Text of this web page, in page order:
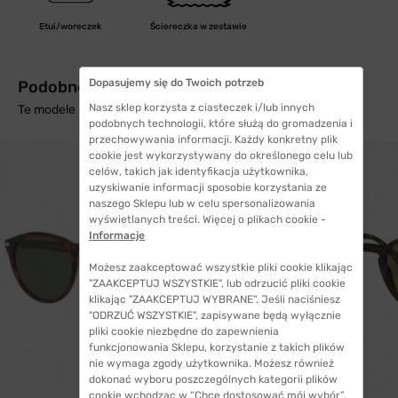
Etui/woreczek Ściereczka w zestawie
Podobne produkty z wysyłką w 24h
Te modele mogą Cię zainteresować
WYSYŁKA 24H
Dopasujemy się do Twoich potrzeb
Nasz sklep korzysta z ciasteczek i/lub innych
podobnych technologii, które służą do gromadzenia i
przechowywania informacji. Każdy konkretny plik
cookie jest wykorzystywany do określonego celu lub
celów, takich jak identyfikacja użytkownika,
uzyskiwanie informacji sposobie korzystania ze
naszego Sklepu lub w celu spersonalizowania
wyświetlanych treści. Więcej o plikach cookie -
Informacje
Możesz zaakceptować wszystkie pliki cookie klikając
"ZAAKCEPTUJ WSZYSTKIE", lub odrzucić pliki cookie
klikając "ZAAKCEPTUJ WYBRANE". Jeśli naciśniesz
"ODRZUĆ WSZYSTKIE", zapisywane będą wyłącznie
pliki cookie niezbędne do zapewnienia
funkcjonowania Sklepu, korzystanie z takich plików
nie wymaga zgody użytkownika. Możesz również
dokonać wyboru poszczególnych kategorii plików
cookie wchodząc w “Chcę dostosować mój wybór”.